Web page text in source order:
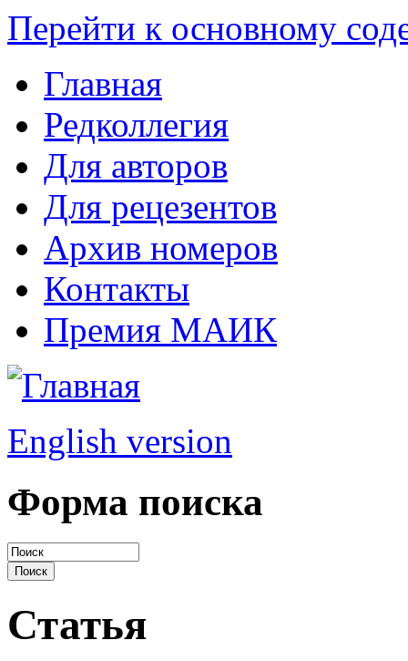
Перейти к основному
Главная
Редколлегия
Для авторов
Для рецезентов
Архив номеров
Контакты
Премия МАИК
English version
Форма поиска
Статья